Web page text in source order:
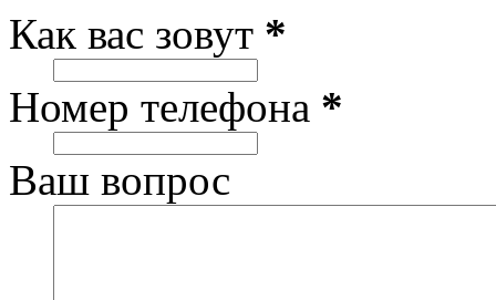
Как вас зовут *
Номер телефона *
Ваш вопрос